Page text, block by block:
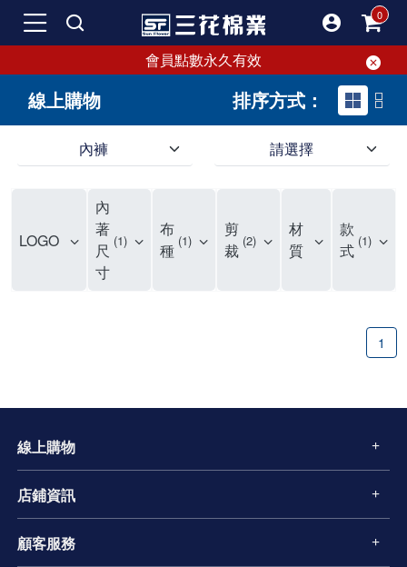
會員點數永久有效
線上購物 排序方式：
內褲 請選擇
LOGO
內
著
尺
寸
1
布
種 1
剪
裁 2
材
質
款
式 1
1
線上購物
店鋪資訊
顧客服務